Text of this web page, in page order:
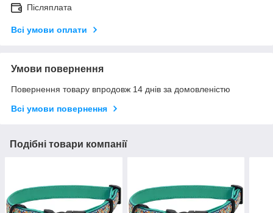
Післяплата
Всі умови оплати
Умови повернення
Повернення товару впродовж 14 днів за домовленістю
Всі умови повернення
Подібні товари компанії